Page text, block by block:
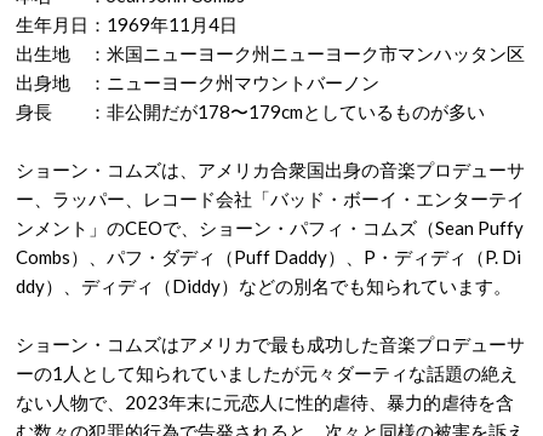
生年月日：1969年11月4日
出生地 ：米国ニューヨーク州ニューヨーク市マンハッタン区
出身地 ：ニューヨーク州マウントバーノン
身長 ：非公開だが178〜179cmとしているものが多い
ショーン・コムズは、アメリカ合衆国出身の音楽プロデューサ
ー、ラッパー、レコード会社「バッド・ボーイ・エンターテイ
ンメント」のCEOで、ショーン・パフィ・コムズ（Sean Puffy
Combs）、パフ・ダディ（Puff Daddy）、P・ディディ（P. Di
ddy）、ディディ（Diddy）などの別名でも知られています。
ショーン・コムズはアメリカで最も成功した音楽プロデューサ
ーの1人として知られていましたが元々ダーティな話題の絶え
ない人物で、2023年末に元恋人に性的虐待、暴力的虐待を含
む数々の犯罪的行為で告発されると、次々と同様の被害を訴え